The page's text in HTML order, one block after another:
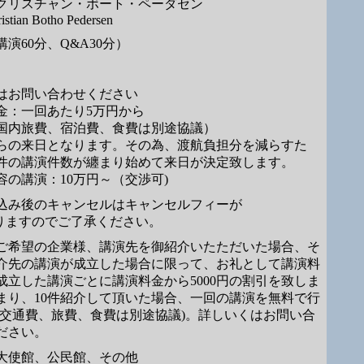
リスチャン・ボート・ペーダセン
Botho Pedersen
演60分、Q&A30分）
お問い合わせください
：一回あたり5万円から
内旅費、宿泊費、食費は別途協議）
の来日となります。その為、渡航負担分を減らすた
の講演件数が纏まり始めて来日が決定致します。
の講演：10万円～（交渉可)
み後のキャンセルはキャンセルフィーが
ますのでご了承ください。
希望の企業様、講演先を御紹介いたただいた場合、そ
先の講演が成立した場合に限って、お礼として講演料
立した講演ごとに講演料金から5000円の割引を致しま
り、10件紹介して頂いた場合、一回の講演を無料で行
通費、旅費、食費は別途協議)。詳しいくはお問い合
さい。
使館、公民館、その他